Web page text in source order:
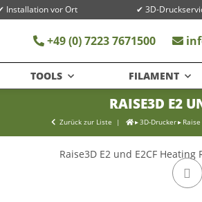
Installation vor Ort ✔ 3D-
+49 (0) 7223 7671500
TOOLS FILAMENT
RAISE3D E2
Zurück zur Liste 3D-Drucker